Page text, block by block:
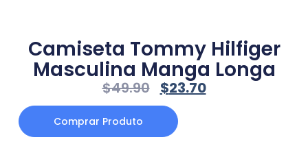
Camiseta Tommy Hilfiger
Masculina Manga Longa
$49.90 $23.70
Comprar Produto